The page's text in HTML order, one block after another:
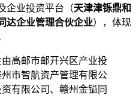
企业投资平台（天津津铄鼎和
达企业管理合伙企业），体现
高邮市邮开兴区产业投
市智航资产管理有限公
有限公司、赣州金镒同